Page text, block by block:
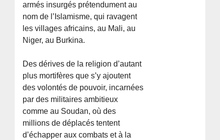
armés insurgés prétendument au
nom de l’Islamisme, qui ravagent
les villages africains, au Mali, au
Niger, au Burkina.
Des dérives de la religion d’autant
plus mortifères que s’y ajoutent
des volontés de pouvoir, incarnées
par des militaires ambitieux
comme au Soudan, où des
millions de déplacés tentent
d’échapper aux combats et à la